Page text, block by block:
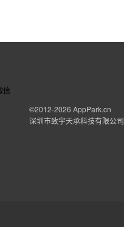
©2012-2026 AppPark.cn
深圳市致宇天承科技有限公司